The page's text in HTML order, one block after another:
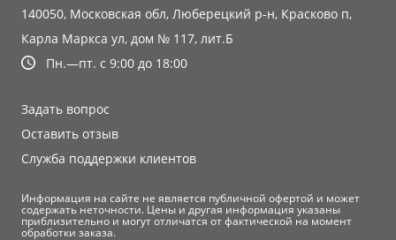
140050, Московская обл, Люберецкий р-н, Красково п,
Карла Маркса ул, дом № 117, лит.Б
Пн.—пт. с 9:00 до 18:00
Задать вопрос
Оставить отзыв
Служба поддержки клиентов
Информация на сайте не является публичной офертой и может
содержать неточности. Цены и другая информация указаны
приблизительно и могут отличатся от фактической на момент
обработки заказа.